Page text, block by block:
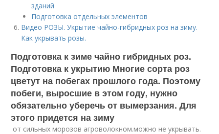
зданий
Подготовка отдельных элементов
Видео РОЗЫ. Укрытие чайно-гибридных роз на зиму.
Как укрывать розы.
Подготовка к зиме чайно гибридных роз.
Подготовка к укрытию Многие сорта роз
цветут на побегах прошлого года. Поэтому
побеги, выросшие в этом году, нужно
обязательно уберечь от вымерзания. Для
этого придется на зиму
от сильных морозов агроволокном.можно не укрывать.